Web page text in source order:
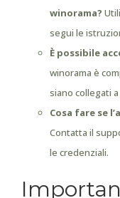
winorama?
segui le
È possibile
winorama è
siano collegati
Cosa fare se
Contatta il
le credenziali.